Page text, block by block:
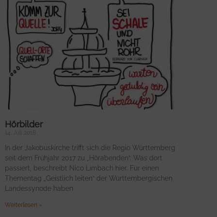
Hörbilder
In der Jakobuskirche trifft sich die Regio Württemberg
seit dem Frühjahr 2017 zu „Hörabenden“. Was dort
passiert, beschreibt Nico Limbach hier. Für einen
Thementag „Geistlich leiten“ der Württembergischen
Landessynode haben
Weiterlesen »